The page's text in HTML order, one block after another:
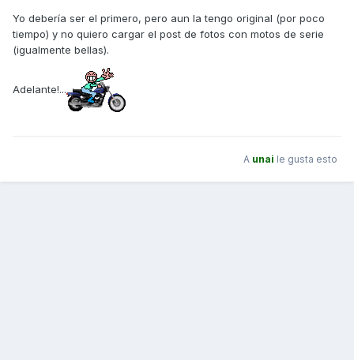
Yo debería ser el primero, pero aun la tengo original (por poco
tiempo) y no quiero cargar el post de fotos con motos de serie
(igualmente bellas).
Adelante!...
A unai le gusta esto